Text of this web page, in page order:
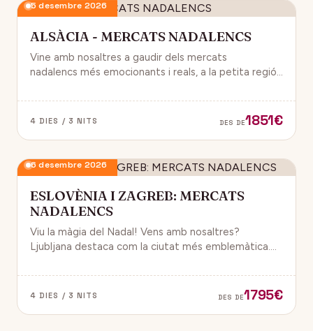
5 desembre 2026
ALSÀCIA - MERCATS NADALENCS
Vine amb nosaltres a gaudir dels mercats
nadalencs més emocionants i reals, a la petita regió
4 DIES / 3 NITS DES DE1851€
6 desembre 2026
ESLOVÈNIA I ZAGREB: MERCATS
NADALENCS
Viu la màgia del Nadal! Vens amb nosaltres?
Ljubljana destaca com la ciutat més emblemàtica.
destinacions nadalenques d’Europa.
4 DIES / 3 NITS DES DE1795€